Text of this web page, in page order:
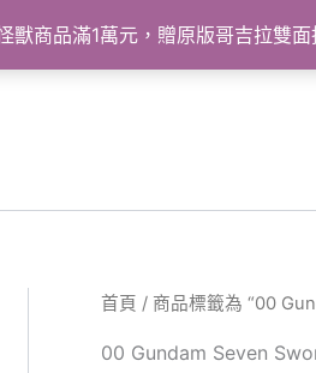
獸商品滿1萬元，贈原版哥吉拉雙
首頁 / 商品標籤為 “00
00 Gundam Seven